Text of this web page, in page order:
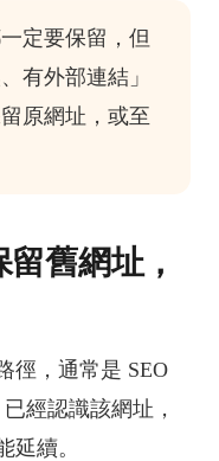
定要保留，但
有外部連結」
原網址，或至
舊網址，
徑，通常是 SEO
經認識該網址，
延續。